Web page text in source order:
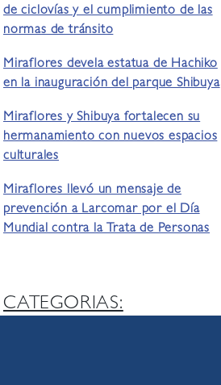
de ciclovías y el cumplimiento de las
normas de tránsito
Miraflores devela estatua de Hachiko
en la inauguración del parque Shibuya
Miraflores y Shibuya fortalecen su
hermanamiento con nuevos espacios
culturales
Miraflores llevó un mensaje de
prevención a Larcomar por el Día
Mundial contra la Trata de Personas
CATEGORIAS: